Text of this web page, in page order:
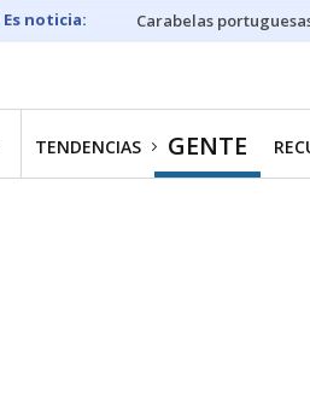
Carabelas
TENDENCIAS GENTE